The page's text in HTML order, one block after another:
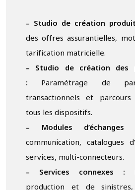
– Studio de création
des offres assurantielles,
tarification matricielle.
– Studio de création des
: Paramétrage de
transactionnels et
tous les dispositifs.
– Modules d’échanges
communication, catalogues
services, multi-connecteurs.
– Services connexes :
production et de